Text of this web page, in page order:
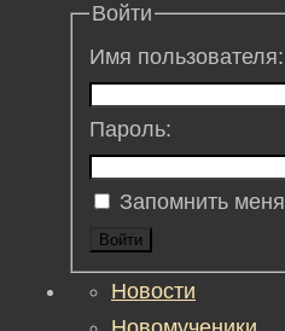
Войти
Имя пользователя:
Пароль:
Запомнить меня
Войти
Новости